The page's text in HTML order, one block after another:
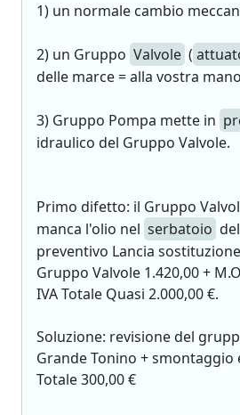
1) un normale cambio
2) un Gruppo Valvole (
delle marce = alla vostra
3) Gruppo Pompa mette in
idraulico del Gruppo Valvole.
Primo difetto: il Gruppo
manca l'olio nel serbatoio
preventivo Lancia
Gruppo Valvole 1.420,00 +
IVA Totale Quasi 2.000,00 €.
Soluzione: revisione del
Grande Tonino +
Totale 300,00 €